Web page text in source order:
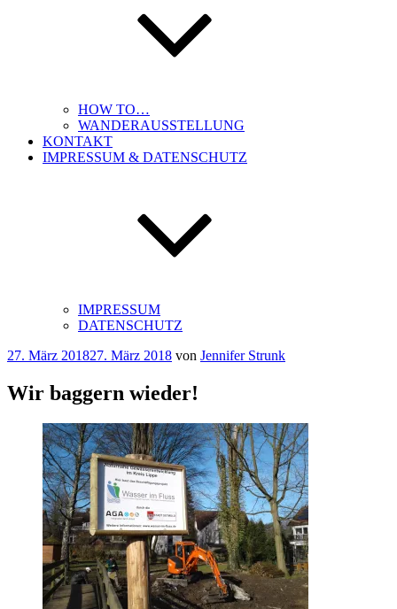
HOW TO…
WANDERAUSSTELLUNG
KONTAKT
IMPRESSUM & DATENSCHUTZ
IMPRESSUM
DATENSCHUTZ
Veröffentlicht
27. März 201827. März 2018 von Jennifer Strunk
Wir baggern wieder!